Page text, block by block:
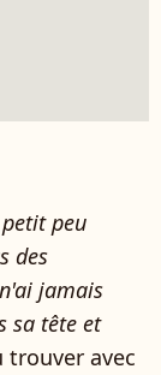
peu
des
jamais
sa tête et
trouver avec